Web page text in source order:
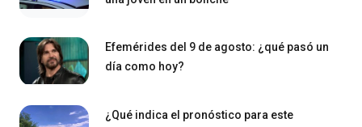
Efemérides del 9 de agosto: ¿qué pasó un
día como hoy?
¿Qué indica el pronóstico para este